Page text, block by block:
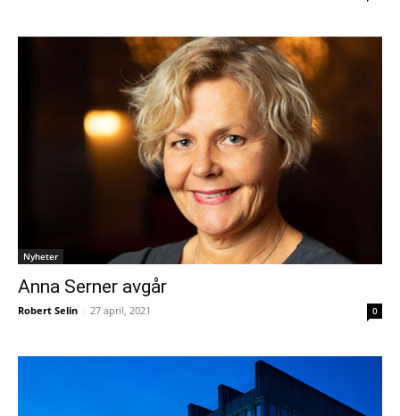
Nyheter
Anna Serner avgår
Robert Selin - 27 april, 2021 0